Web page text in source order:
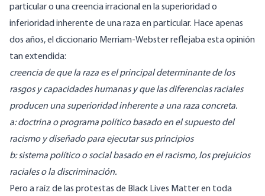
particular o una creencia irracional en la superioridad o
inferioridad inherente de una raza en particular. Hace apenas
dos años, el diccionario Merriam-Webster reflejaba esta opinión
tan extendida:
creencia de que la raza es el principal determinante de los
rasgos y capacidades humanas y que las diferencias raciales
producen una superioridad inherente a una raza concreta.
a: doctrina o programa político basado en el supuesto del
racismo y diseñado para ejecutar sus principios
b: sistema político o social basado en el racismo, los prejuicios
raciales o la discriminación.
Pero a raíz de las protestas de Black Lives Matter en toda